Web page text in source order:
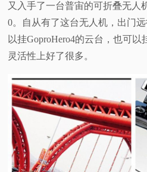
又入手了一台普宙的可折叠无人
0。自从有了这台无人机，出门
以挂GoproHero4的云台，也可以
灵活性上好了很多。